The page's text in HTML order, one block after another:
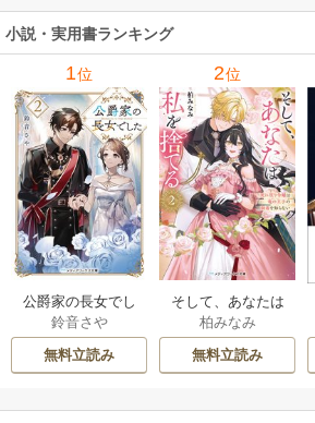
小説・実用書ランキング
1位
公爵家の長女でし
た
鈴音さや
無料立読み
2位
そして、あなたは
私を捨てる
柏みなみ
無料立読み